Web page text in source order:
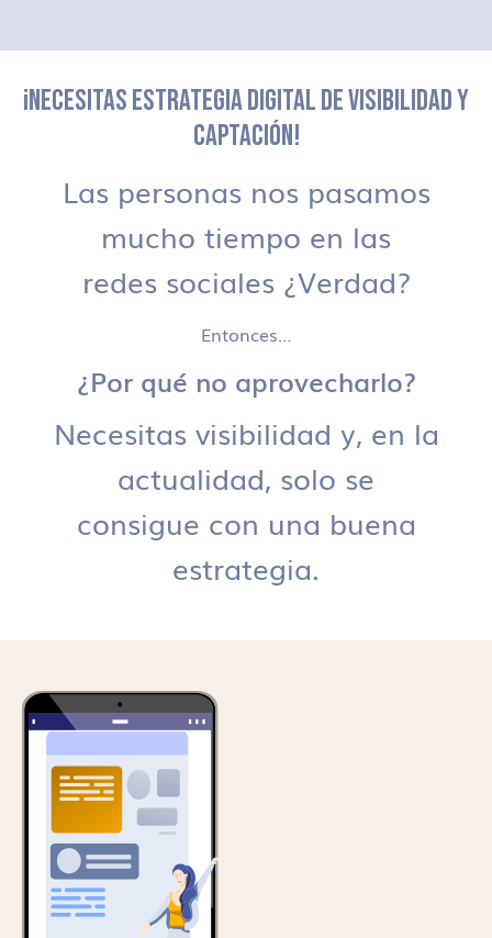
¡NECESITAS ESTRATEGIA DIGITAL DE VISIBILIDAD Y
CAPTACIÓN!
Las personas nos pasamos
mucho tiempo en las
redes sociales ¿Verdad?
Entonces…
¿Por qué no aprovecharlo?
Necesitas visibilidad y, en la
actualidad, solo se
consigue con una buena
estrategia.